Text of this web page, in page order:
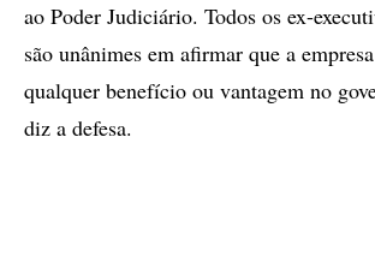
ao Poder Judiciário. Todos os ex-
são unânimes em afirmar que a
qualquer benefício ou vantagem no
diz a defesa.